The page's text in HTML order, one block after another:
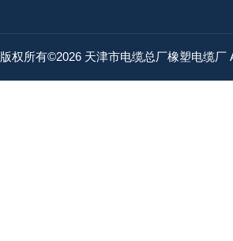
版权所有©2026 天津市电缆总厂橡塑电缆厂